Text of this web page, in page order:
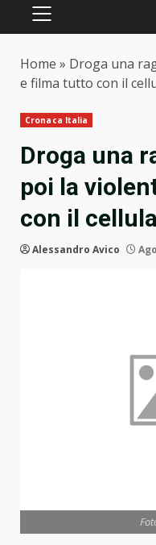
PRIMARY
Home » Droga una
e filma tutto con il
Cronaca Italia
Droga una
poi la
con il
Alessandro Avico